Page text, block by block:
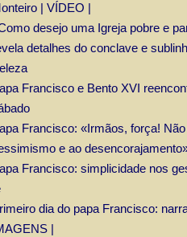
| VÍDEO |
desejo uma Igreja pobre e
detalhes do conclave e
Francisco e Bento XVI
Francisco: «Irmãos, força!
e ao
Francisco: simplicidade nos
dia do papa Francisco:
|